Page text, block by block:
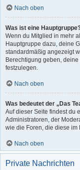
Nach oben
Was ist eine
Wenn du Mitglied in mehr
Hauptgruppe dazu, deine
standardmäßig angezeigt
Berechtigung geben,
festzulegen.
Nach oben
Was bedeutet der „Das
Auf dieser Seite findest du
Administratoren, der
wie die Foren, die diese
Nach oben
Private Nachrichten